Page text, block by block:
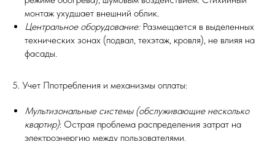
монтаж ухудшает внешний облик.
Центральное оборудование:Размещается в выделенных
технических зонах (подвал, техэтаж, кровля), не влияя на
фасады.
5. Учет Ппотребления и механизмы оплаты:
Мультизональные системы (обслуживающие несколько
квартир): Острая проблема распределения затрат на
электроэнергию между пользователями.